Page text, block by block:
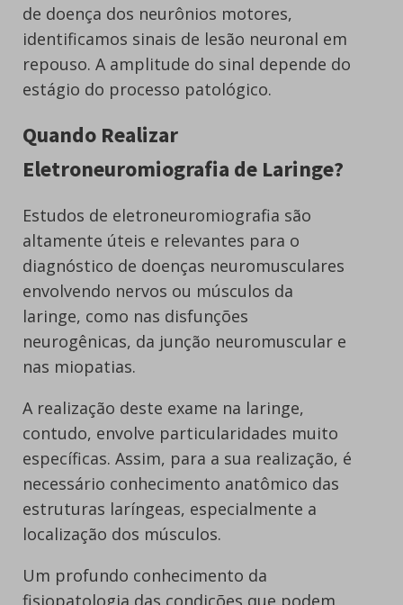
de doença dos neurônios motores,
identificamos sinais de lesão neuronal em
repouso. A amplitude do sinal depende do
estágio do processo patológico.
Quando Realizar
Eletroneuromiografia de Laringe?
Estudos de eletroneuromiografia são
altamente úteis e relevantes para o
diagnóstico de doenças neuromusculares
envolvendo nervos ou músculos da
laringe, como nas disfunções
neurogênicas, da junção neuromuscular e
nas miopatias.
A realização deste exame na laringe,
contudo, envolve particularidades muito
específicas. Assim, para a sua realização, é
necessário conhecimento anatômico das
estruturas laríngeas, especialmente a
localização dos músculos.
Um profundo conhecimento da
fisiopatologia das condições que podem